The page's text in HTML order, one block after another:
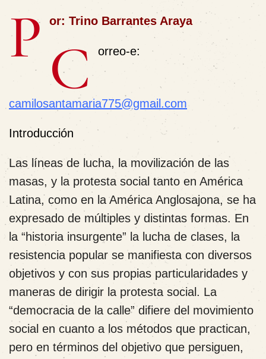
P or: Trino Barrantes Araya
C orreo-e:
camilosantamaria775@gmail.com
Introducción
Las líneas de lucha, la movilización de las
masas, y la protesta social tanto en América
Latina, como en la América Anglosajona, se ha
expresado de múltiples y distintas formas. En
la “historia insurgente” la lucha de clases, la
resistencia popular se manifiesta con diversos
objetivos y con sus propias particularidades y
maneras de dirigir la protesta social. La
“democracia de la calle” difiere del movimiento
social en cuanto a los métodos que practican,
pero en términos del objetivo que persiguen,